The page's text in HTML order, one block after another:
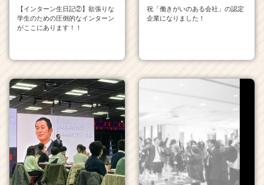
【インターン生日記②】欲張りな
学生のための圧倒的なインターン
がここにあります！！
祝「働きがいのある会社」の認定
企業になりました！